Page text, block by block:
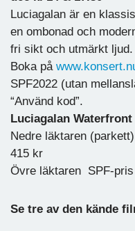
Luciagalan är en
en ombonad och
fri sikt och utmärkt ljud.
Boka på
SPF2022 (utan
“Använd kod”.
Luciagalan Waterfront
Nedre läktaren
415 kr
Övre läktaren SPF-pris
Se tre av den kände